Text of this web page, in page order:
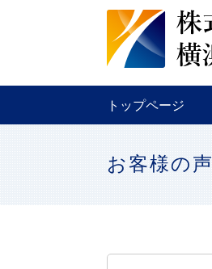
トップページ
お客様の声